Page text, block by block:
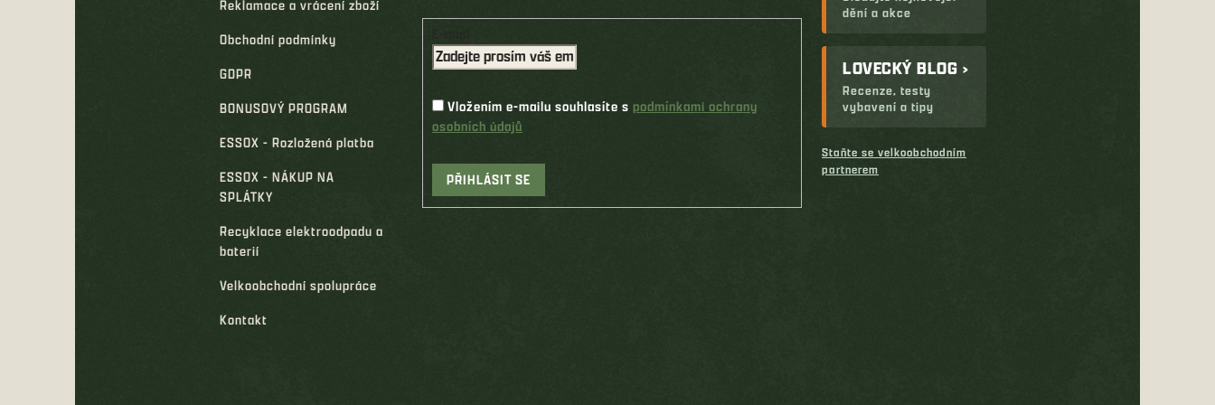
Reklamace a vrácení zboží
Obchodní podmínky
GDPR
BONUSOVÝ PROGRAM
ESSOX - Rozložená platba
ESSOX - NÁKUP NA
SPLÁTKY
Recyklace elektroodpadu a
baterií
Velkoobchodní spolupráce
Kontakt
Vložením e-mailu souhlasíte s podmínkami ochrany
osobních údajů
PŘIHLÁSIT SE
dění a akce
LOVECKÝ BLOG ›
Recenze, testy
vybavení a tipy
Staňte se velkoobchodním
partnerem